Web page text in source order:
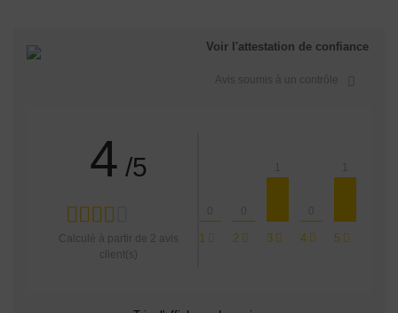
Voir l'attestation de confiance
Avis soumis à un contrôle
4 /5
Calculé à partir de 2 avis
client(s)
1
0
2
0
3
1
4
0
5
1